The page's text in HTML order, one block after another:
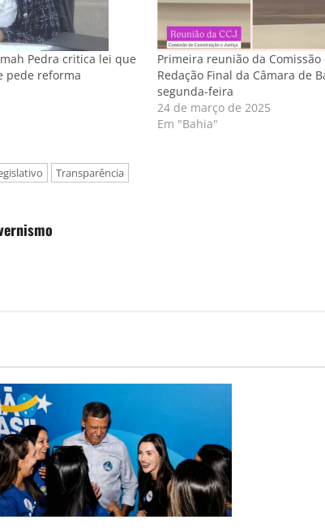
Pedra critica lei que
pede reforma
Primeira reunião da
Redação Final da Câmara de
segunda-feira
24 de março de 2025
Em "Bahia"
Transparência